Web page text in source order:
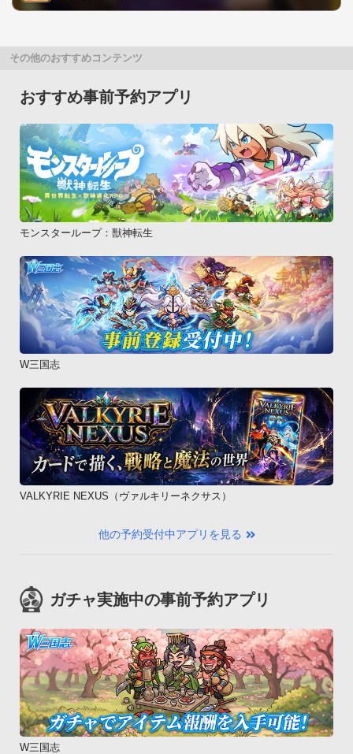
その他のおすすめコンテンツ
おすすめ事前予約アプリ
モンスターループ：獣神転生
W三国志
VALKYRIE NEXUS（ヴァルキリーネクサス）
他の予約受付中アプリを見る
ガチャ実施中の事前予約アプリ
W三国志